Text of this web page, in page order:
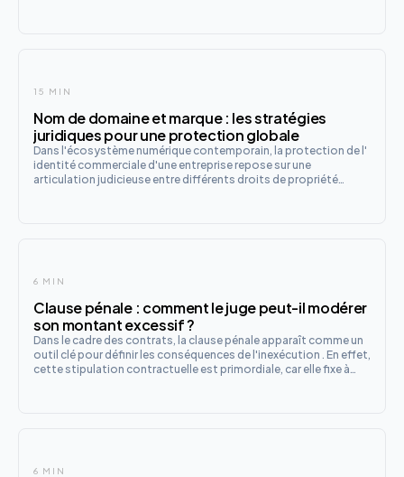
15 MIN
Nom de domaine et marque : les stratégies
juridiques pour une protection globale
Dans l'écosystème numérique contemporain, la protection de l'
identité commerciale d'une entreprise repose sur une
articulation judicieuse entre différents droits de propriété
6 MIN
Clause pénale : comment le juge peut-il modérer
son montant excessif ?
Dans le cadre des contrats, la clause pénale apparaît comme un
outil clé pour définir les conséquences de l'inexécution . En effet,
cette stipulation contractuelle est primordiale, car elle fixe à
6 MIN